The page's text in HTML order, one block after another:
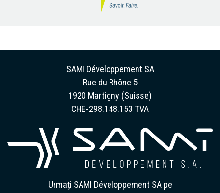
SAMI Développement SA
Rue du Rhône 5
1920 Martigny (Suisse)
CHE-298.148.153 TVA
Urmați SAMI Développement SA pe